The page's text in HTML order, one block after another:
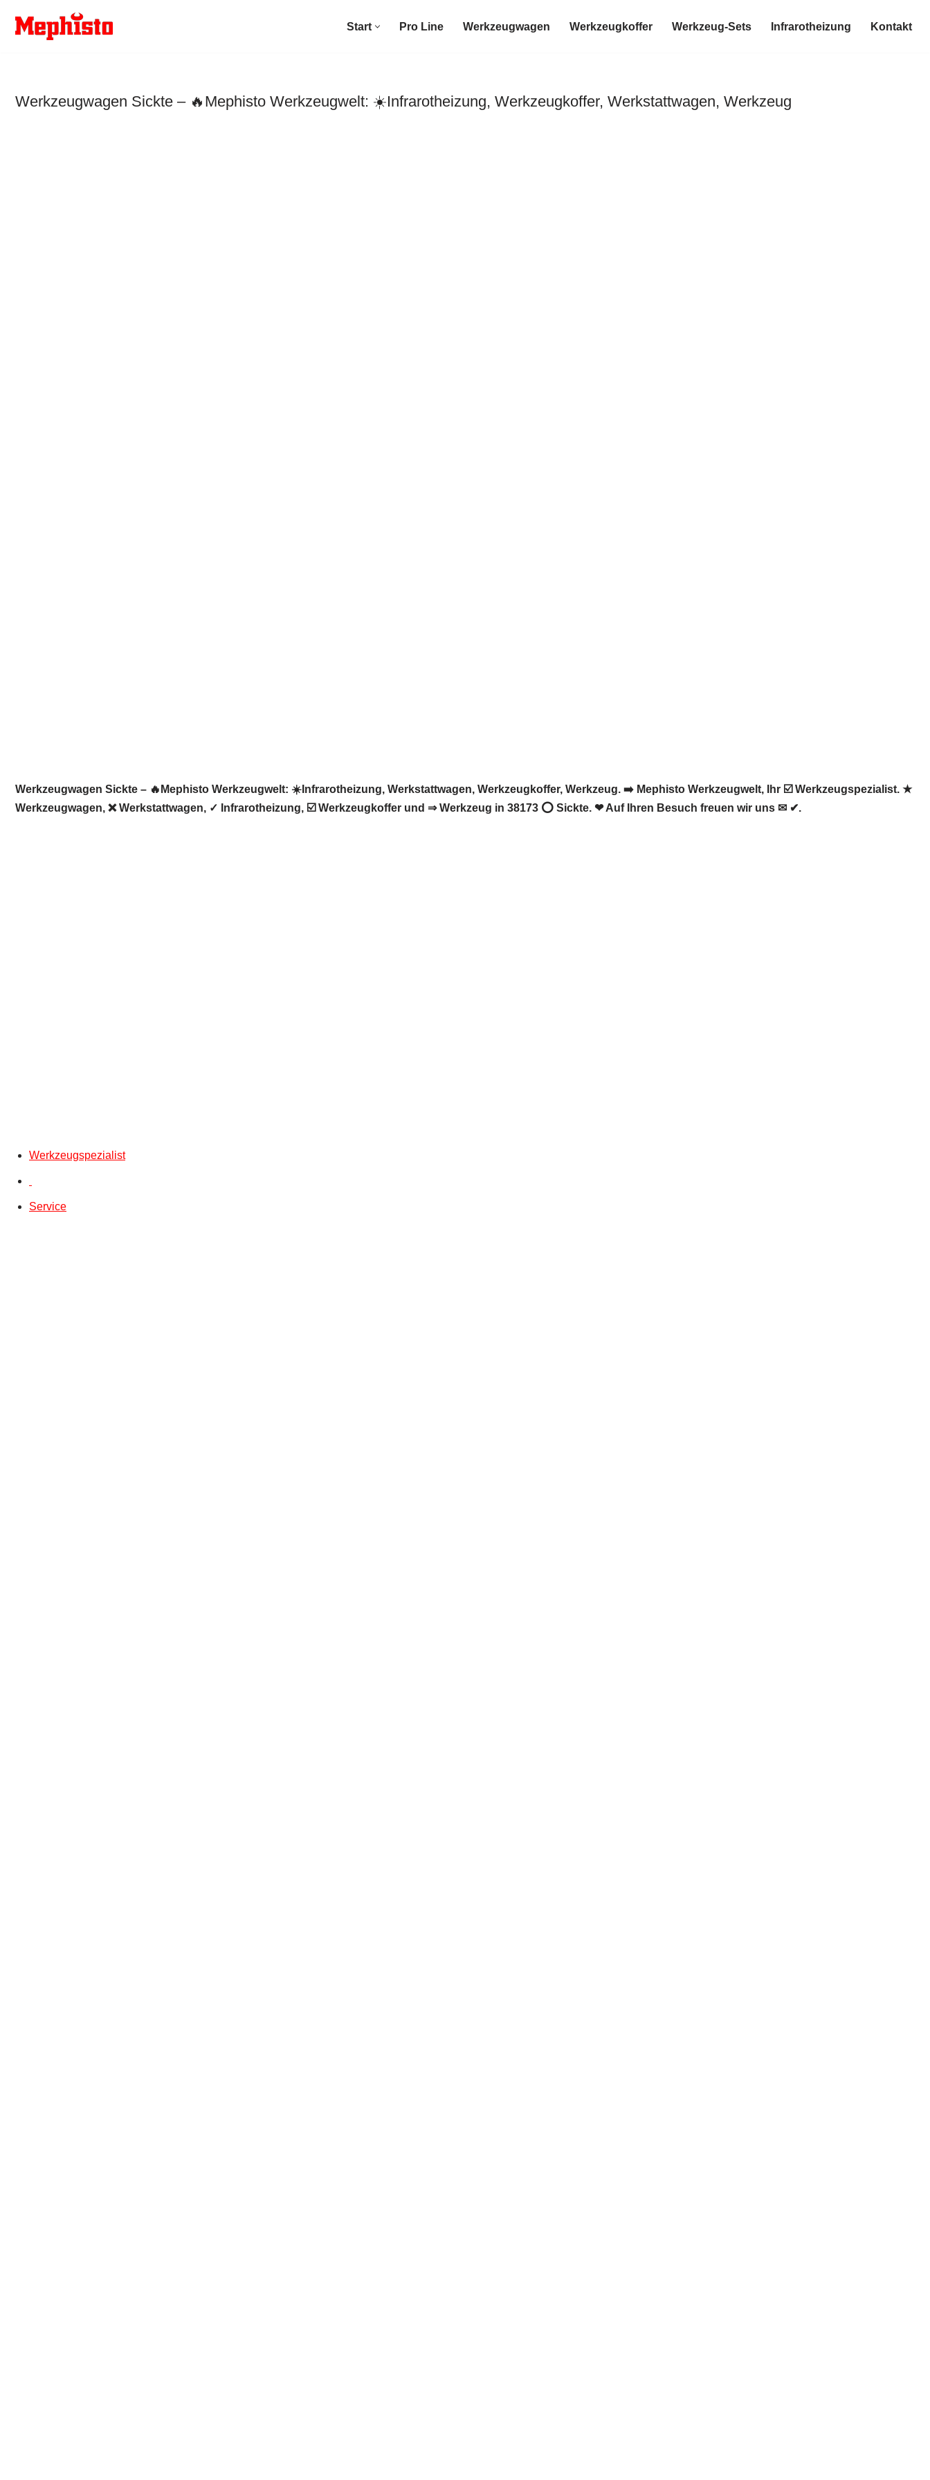
Zum
Start Pro Line Werkzeugwagen Werkzeugkoffer Werkzeug-Sets Infrarotheizung Kontakt
Werkzeugwagen Sickte – 🔥Mephisto Werkzeugwelt: ☀️Infrarotheizung, Werkzeugkoffer, Werkstattwagen, Werkzeug
Werkzeugwagen Sickte – 🔥Mephisto Werkzeugwelt: ☀️Infrarotheizung, Werkstattwagen, Werkzeugkoffer, Werkzeug. ➡️ Mephisto Werkzeugwelt, Ihr ☑️ Werkzeugspezialist. ★
Werkzeugwagen, ❌ Werkstattwagen, ✓ Infrarotheizung, ☑️ Werkzeugkoffer und ⇒ Werkzeug in 38173 ⭕ Sickte. ❤ Auf Ihren Besuch freuen wir uns ✉ ✔.
Werkzeugspezialist
Service